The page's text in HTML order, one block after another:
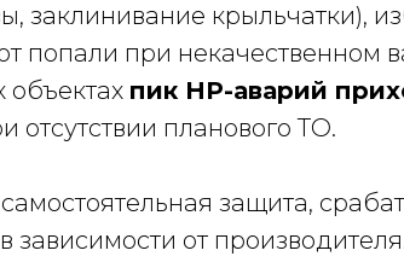
заклинивание крыльчатки),
попали при некачественном
объектах пик HP-аварий
отсутствии планового ТО.
защита,
зависимости от